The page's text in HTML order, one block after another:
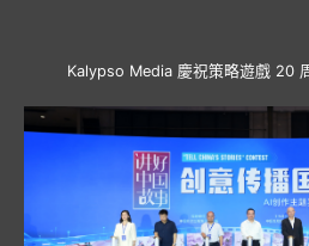
Kalypso Media 慶祝策略遊戲 20